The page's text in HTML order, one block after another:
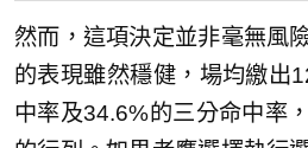
然而，這項決定並非毫無風
的表現雖然穩健，場均繳出
中率及34.6%的三分命中率